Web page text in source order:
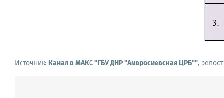
Источник: Канал в МАКС "ГБУ ДНР "Амвросиевская ЦРБ"", репост